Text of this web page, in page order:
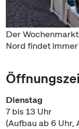
Der
Nord findet
Dienstag
7 bis 13 Uhr
(Aufbau ab 6 Uhr,